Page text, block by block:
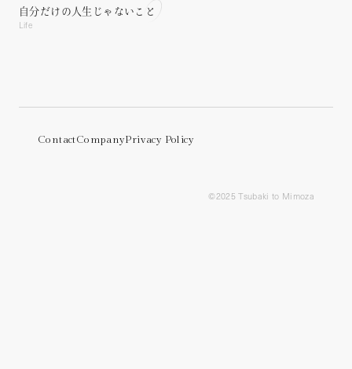
自分だけの人生じゃないこと
Life
ContactCompanyPrivacy Policy
©︎2025 Tsubaki to Mimoza